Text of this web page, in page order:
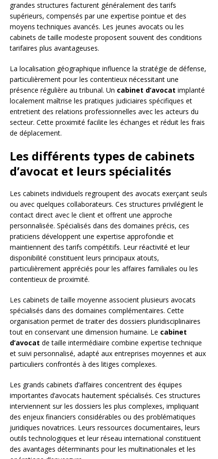
grandes structures facturent généralement des tarifs
supérieurs, compensés par une expertise pointue et des
moyens techniques avancés. Les jeunes avocats ou les
cabinets de taille modeste proposent souvent des conditions
tarifaires plus avantageuses.
La localisation géographique influence la stratégie de défense,
particulièrement pour les contentieux nécessitant une
présence régulière au tribunal. Un cabinet d’avocat implanté
localement maîtrise les pratiques judiciaires spécifiques et
entretient des relations professionnelles avec les acteurs du
secteur. Cette proximité facilite les échanges et réduit les frais
de déplacement.
Les différents types de cabinets
d’avocat et leurs spécialités
Les cabinets individuels regroupent des avocats exerçant seuls
ou avec quelques collaborateurs. Ces structures privilégient le
contact direct avec le client et offrent une approche
personnalisée. Spécialisés dans des domaines précis, ces
praticiens développent une expertise approfondie et
maintiennent des tarifs compétitifs. Leur réactivité et leur
disponibilité constituent leurs principaux atouts,
particulièrement appréciés pour les affaires familiales ou les
contentieux de proximité.
Les cabinets de taille moyenne associent plusieurs avocats
spécialisés dans des domaines complémentaires. Cette
organisation permet de traiter des dossiers pluridisciplinaires
tout en conservant une dimension humaine. Le cabinet
d’avocat de taille intermédiaire combine expertise technique
et suivi personnalisé, adapté aux entreprises moyennes et aux
particuliers confrontés à des litiges complexes.
Les grands cabinets d’affaires concentrent des équipes
importantes d’avocats hautement spécialisés. Ces structures
interviennent sur les dossiers les plus complexes, impliquant
des enjeux financiers considérables ou des problématiques
juridiques novatrices. Leurs ressources documentaires, leurs
outils technologiques et leur réseau international constituent
des avantages déterminants pour les multinationales et les